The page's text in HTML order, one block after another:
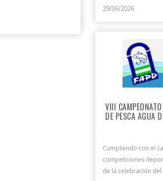
29/06/2026
VIII
DE PESCA AGUA
Cumpliendo con el
competiciones
de la celebración del